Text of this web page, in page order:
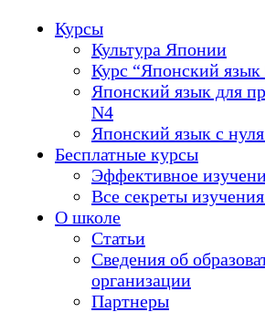
Курсы
Культура Японии
Курс “Японский язык
Японский язык для
N4
Японский язык с
Бесплатные курсы
Эффективное
Все секреты
О школе
Статьи
Сведения об
организации
Партнеры